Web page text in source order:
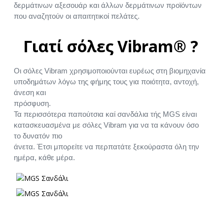
δερμάτινων αξεσουάρ και άλλων δερμάτινων προϊόντων
που αναζητούν οι απαιτητικοί πελάτες.
Γιατί σόλες Vibram® ?
Οι σόλες Vibram χρησιμοποιούνται ευρέως στη βιομηχανία
υποδημάτων λόγω της φήμης τους για ποιότητα, αντοχή,
άνεση και
πρόσφυση.
Τα περισσότερα παπούτσια καί σανδάλια τής MGS είναι
κατασκευασμένα με σόλες Vibram για να τα κάνουν όσο
το δυνατόν πιο
άνετα. Έτσι μπορείτε να περπατάτε ξεκούραστα όλη την
ημέρα, κάθε μέρα.